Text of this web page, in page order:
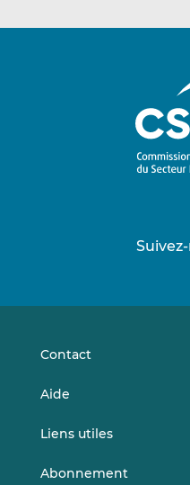
Contact
Aide
Liens utiles
Abonnement